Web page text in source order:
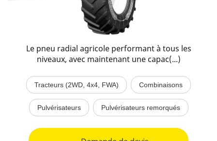
Le pneu radial agricole performant à tous les
niveaux, avec maintenant une capac(...)
Tracteurs (2WD, 4x4, FWA) Combinaisons
Pulvérisateurs Pulvérisateurs remorqués